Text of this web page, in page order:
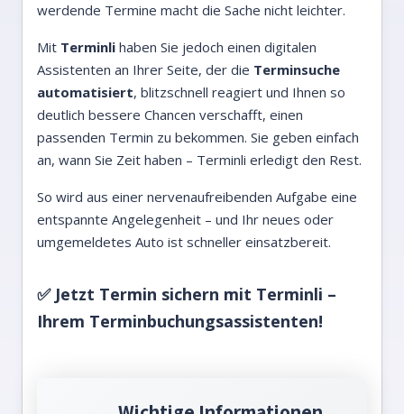
werdende Termine macht die Sache nicht leichter.
Mit Terminli haben Sie jedoch einen digitalen
Assistenten an Ihrer Seite, der die Terminsuche
automatisiert, blitzschnell reagiert und Ihnen so
deutlich bessere Chancen verschafft, einen
passenden Termin zu bekommen. Sie geben einfach
an, wann Sie Zeit haben – Terminli erledigt den Rest.
So wird aus einer nervenaufreibenden Aufgabe eine
entspannte Angelegenheit – und Ihr neues oder
umgemeldetes Auto ist schneller einsatzbereit.
✅ Jetzt Termin sichern mit Terminli –
Ihrem Terminbuchungsassistenten!